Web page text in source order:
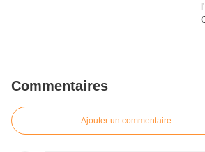
Commentaires
Ajouter un commentaire